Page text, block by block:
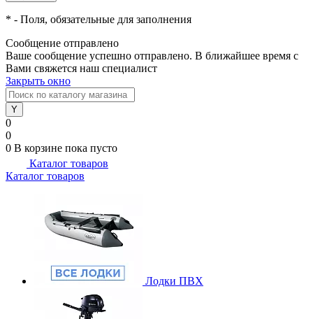
* - Поля, обязательные для заполнения
Сообщение отправлено
Ваше сообщение успешно отправлено. В ближайшее время с
Вами свяжется наш специалист
Закрыть окно
0
0
0 В корзине пока пусто
Каталог товаров
Каталог товаров
Лодки ПВХ